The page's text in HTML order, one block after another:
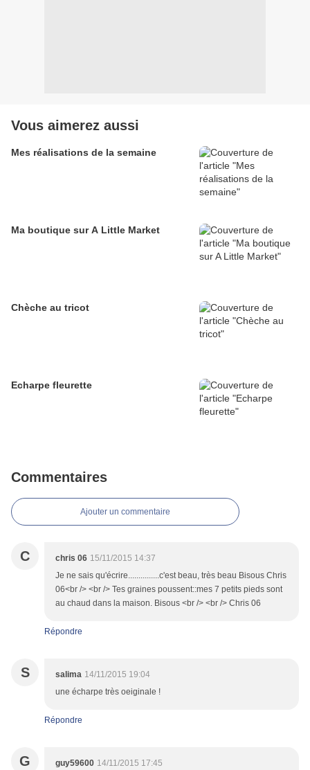
Vous aimerez aussi
Mes réalisations de la semaine
Ma boutique sur A Little Market
Chèche au tricot
Echarpe fleurette
Commentaires
Ajouter un commentaire
C chris 06 15/11/2015 14:37
Je ne sais qu'écrire...............c'est beau, très beau Bisous Chris
06<br /> <br /> Tes graines poussent::mes 7 petits pieds sont
au chaud dans la maison. Bisous <br /> <br /> Chris 06
Répondre
S salima 14/11/2015 19:04
une écharpe très oeiginale !
Répondre
G guy59600 14/11/2015 17:45